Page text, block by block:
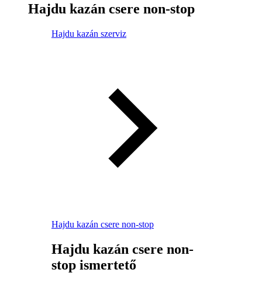
Hajdu kazán csere non-stop
Hajdu kazán szerviz
Hajdu kazán csere non-stop
Hajdu kazán csere non-
stop ismertető